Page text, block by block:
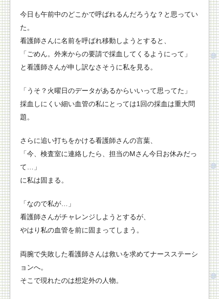
今日も午前中のどこかで呼ばれるんだろうな？と思ってい
た。
看護師さんに名前を呼ばれ移動しようとすると、
「ごめん。外来からの要請で採血してくるようにって」
と看護師さんが申し訳なさそうに私を見る。
「うそ？火曜日のデータがあるからいいって思ってた」
採血しにくい細い血管の私にとっては1回の採血は重大問
題。
さらに追い打ちをかける看護師さんの言葉、
「今、検査室に連絡したら、担当のMさん今日お休みだっ
て…」
に私は固まる。
「なので私が…」
看護師さんがチャレンジしようとするが、
やはり私の血管を前に固まってしまう。
両腕で失敗した看護師さんは救いを求めてナースステーシ
ョンへ。
そこで現れたのは想定外の人物。